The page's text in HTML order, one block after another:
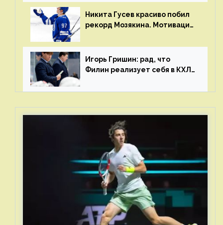
Никита Гусев красиво побил
рекорд Мозякина. Мотивации
много
Игорь Гришин: рад, что
Филин реализует себя в КХЛ
стали загонять его в рамки